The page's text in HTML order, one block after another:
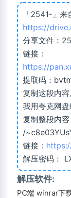
「2541-」
https://
分享文件：
链接：
https://
提取码：
复制这段内
我用夸克网
复制整段内容
/
链接：
解压密码：
解压软件:
PC端 winrar下